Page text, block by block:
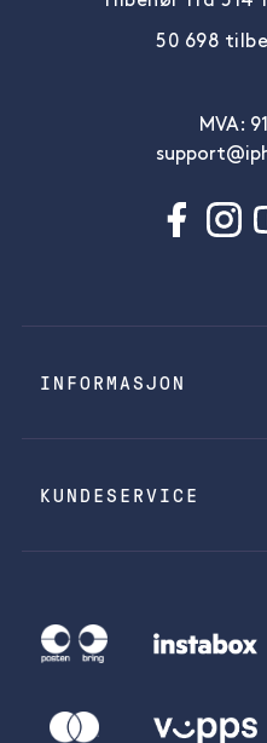
50 698
MVA:
INFORMASJON
KUNDESERVICE